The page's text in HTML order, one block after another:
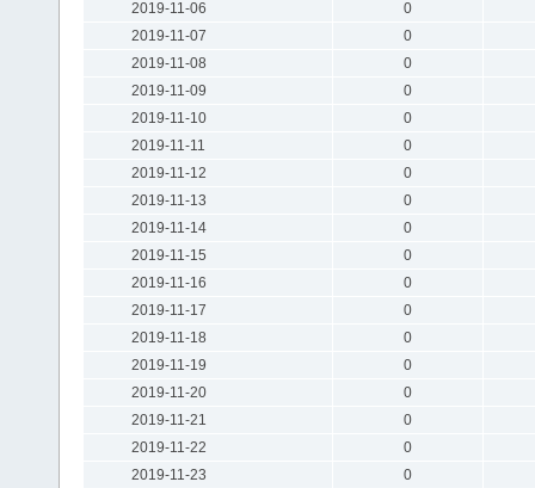
2019-11-06
0
2019-11-07
0
2019-11-08
0
2019-11-09
0
2019-11-10
0
2019-11-11
0
2019-11-12
0
2019-11-13
0
2019-11-14
0
2019-11-15
0
2019-11-16
0
2019-11-17
0
2019-11-18
0
2019-11-19
0
2019-11-20
0
2019-11-21
0
2019-11-22
0
2019-11-23
0